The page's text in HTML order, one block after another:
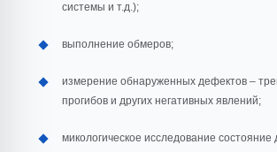
системы и т.д.);
выполнение обмеров;
измерение обнаруженных дефектов –
прогибов и других негативных явлений;
микологическое исследование состояние